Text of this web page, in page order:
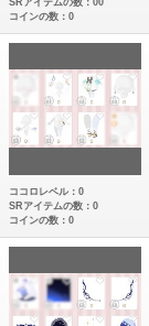
コインの数：0
ココロレベル：0
SRアイテムの数：0
コインの数：0